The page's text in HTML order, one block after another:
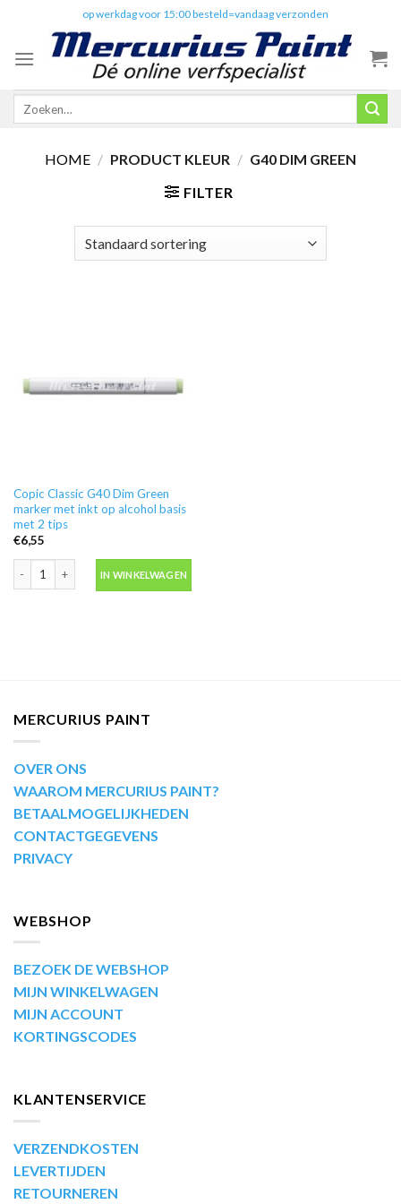
content
op werkdag voor 15:00 besteld=vandaag verzonden
Zoeken
HOME / PRODUCT KLEUR / G40 DIM GREEN
FILTER
Copic Classic G40 Dim Green
marker met inkt op alcohol basis
met 2 tips
€6,55
IN WINKELWAGEN
MERCURIUS PAINT
OVER ONS
WAAROM MERCURIUS PAINT?
BETAALMOGELIJKHEDEN
CONTACTGEGEVENS
PRIVACY
WEBSHOP
BEZOEK DE WEBSHOP
MIJN WINKELWAGEN
MIJN ACCOUNT
KORTINGSCODES
KLANTENSERVICE
VERZENDKOSTEN
LEVERTIJDEN
RETOURNEREN